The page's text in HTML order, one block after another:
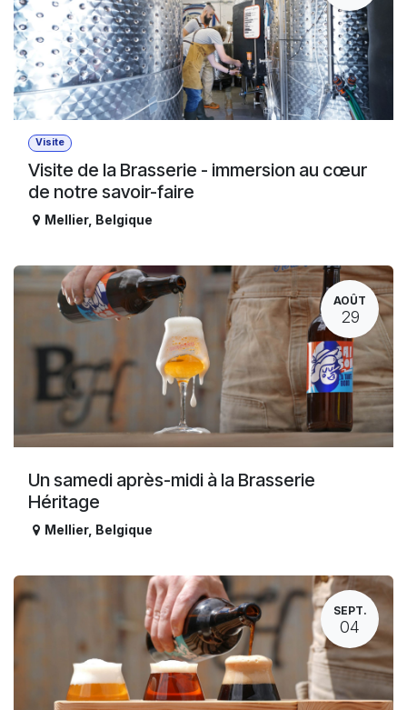
Visite
Visite de la Brasserie - immersion au cœur
de notre savoir-faire
Mellier, Belgique
AOÛT
29
Un samedi après-midi à la Brasserie
Héritage
Mellier, Belgique
SEPT.
04